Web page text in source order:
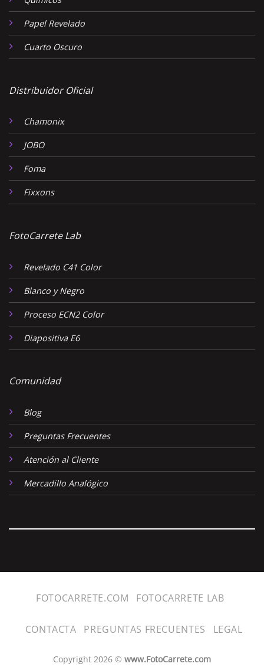
Papel Revelado
Cuarto Oscuro
Distribuidor Oficial
Chamonix
JOBO
Foma
Fixxons
FotoCarrete Lab
Revelado C41 Color
Blanco y Negro
Proceso ECN2 Color
Diapositiva E6
Comunidad
Blog
Preguntas Frecuentes
Atención al Cliente
Mercadillo Analógico
FOTOCARRETE.COM FOTOCARRETE LAB
CONTACTA PREGUNTAS FRECUENTES LEGAL
Copyright 2026 © www.FotoCarrete.com